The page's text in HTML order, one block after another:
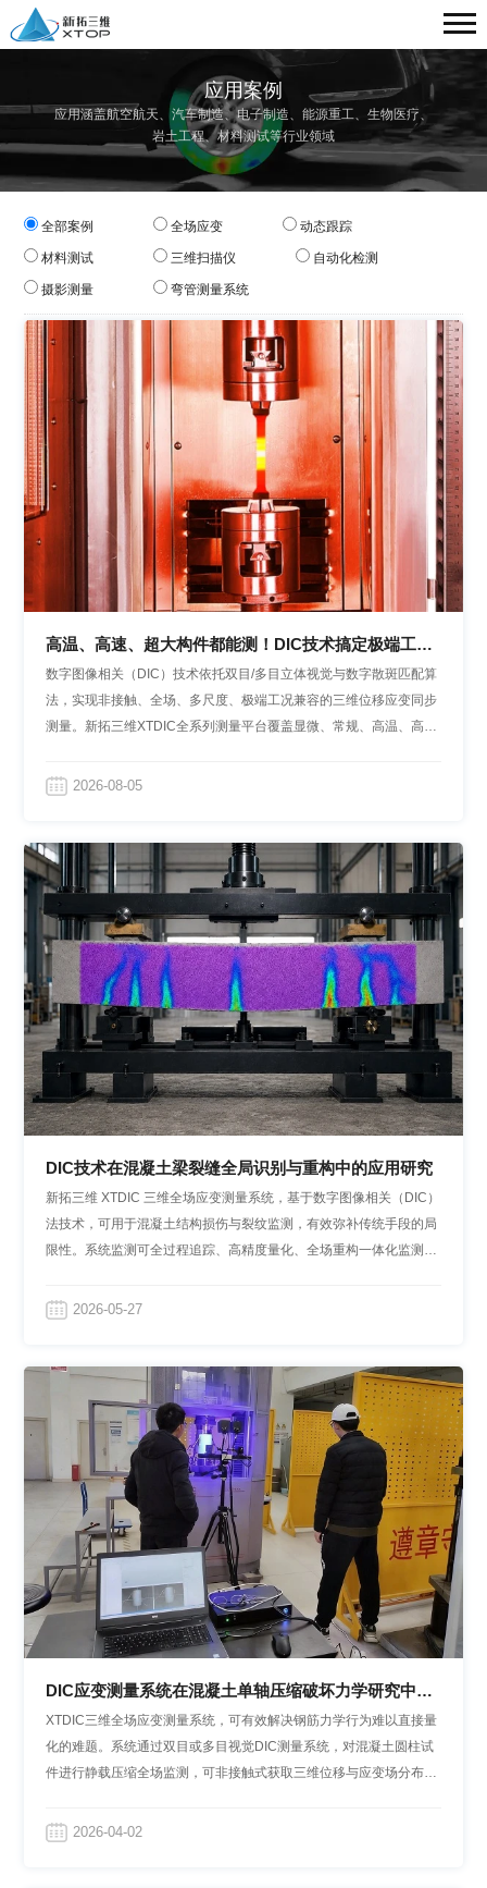
应用案例
应用涵盖航空航天、汽车制造、电子制造、能源重工、生物医疗、
岩土工程、材料测试等行业领域
全部案例 全场应变 动态跟踪
材料测试 三维扫描仪 自动化检测
摄影测量 弯管测量系统
高温、高速、超大构件都能测！DIC技术搞定极端工况
多尺度全场应变测量
数字图像相关（DIC）技术依托双目/多目立体视觉与数字散斑匹配算
法，实现非接触、全场、多尺度、极端工况兼容的三维位移应变同步
测量。新拓三维XTDIC全系列测量平台覆盖显微、常规、高温、高
备严苛力学试验需求。
2026-08-05
DIC技术在混凝土梁裂缝全局识别与重构中的应用研究
新拓三维 XTDIC 三维全场应变测量系统，基于数字图像相关（DIC）
法技术，可用于混凝土结构损伤与裂纹监测，有效弥补传统手段的局
限性。系统监测可全过程追踪、高精度量化、全场重构一体化监测，
构全周期精细化监测、工程安全风险防控提供坚实技术保障。
2026-05-27
DIC应变测量系统在混凝土单轴压缩破坏力学研究中的
应用
XTDIC三维全场应变测量系统，可有效解决钢筋力学行为难以直接量
化的难题。系统通过双目或多目视觉DIC测量系统，对混凝土圆柱试
件进行静载压缩全场监测，可非接触式获取三维位移与应变场分布，
混凝土协同变形机制，为结构设计与破坏机理分析提供高精度实验依
2026-04-02